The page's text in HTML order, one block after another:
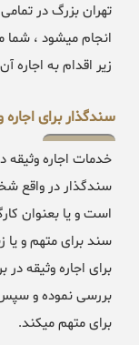
انجام میشود ، شما
زیر اقدام به اجاره
سندگذار برای اجاره
خدمات اجاره وثیقه
سندگذار در واقع
است و یا بعنوان
سند برای متهم و یا
برای اجاره وثیقه در
بررسی نموده و سپس
برای متهم میکند.